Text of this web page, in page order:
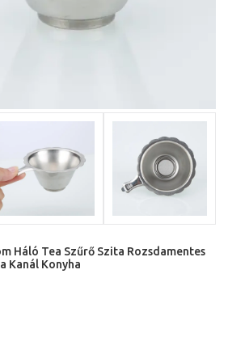
Háló Tea Szűrő Szita Rozsdamentes
Kanál Konyha